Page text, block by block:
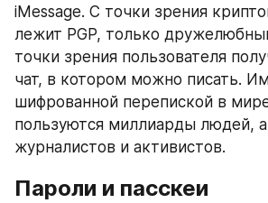
iMessage. С точки зрения
лежит PGP, только
точки зрения пользователя
чат, в котором можно писать.
шифрованной перепиской в
пользуются миллиарды людей,
журналистов и активистов.
Пароли и пасскеи